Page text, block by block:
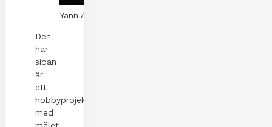
Yann A. Skaalen
Den
här
sidan
är
ett
hobbyprojekt
med